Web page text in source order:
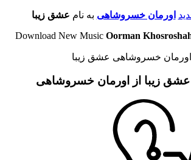
اورمان خسروشاهی به نام عشق زیبا
Download New Music Oorman
زیبا از اورمان خسروشاهی